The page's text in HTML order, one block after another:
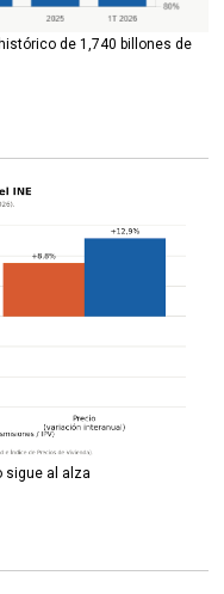
de 1,740 billones de
sigue al alza